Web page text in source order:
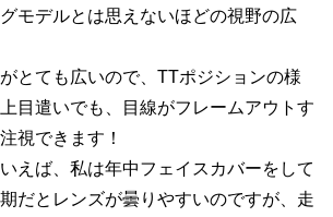
モデルとは思えないほどの視野の広
とても広いので、TTポジションの様
目遣いでも、目線がフレームアウトす
視できます！
えば、私は年中フェイスカバーをして
だとレンズが曇りやすいのですが、走